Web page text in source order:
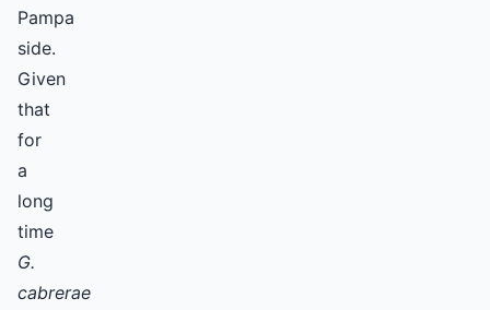
Pampa
side.
Given
that
for
a
long
time
G.
cabrerae